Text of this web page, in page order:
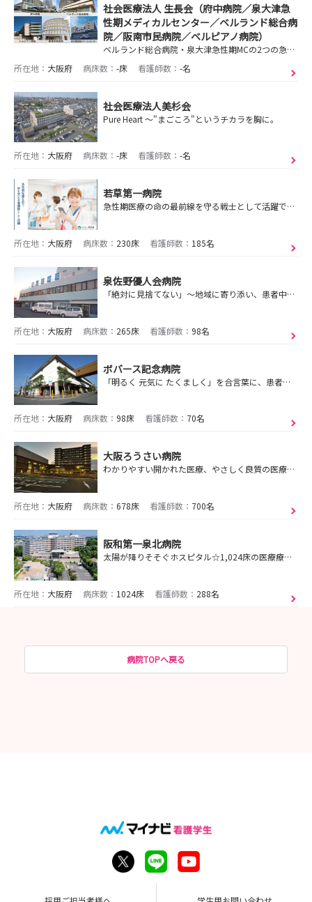
社会医療法人 生長会（府中病院／泉大津急
性期メディカルセンター／ベルランド総合病
院／阪南市民病院／ベルピアノ病院）
ベルランド総合病院・泉大津急性期MCの2つの急性期総合病院を中核として、保健・医療・福祉を統合したトータルヘルスケアサービスを展開し、地域に貢献しています！
所在地： 大阪府 病床数： -床 看護師数： -名
社会医療法人美杉会
Pure Heart ～"まごころ"というチカラを胸に。
所在地： 大阪府 病床数： -床 看護師数： -名
若草第一病院
急性期医療の命の最前線を守る戦士として活躍できる病院です
所在地： 大阪府 病床数： 230床 看護師数： 185名
泉佐野優人会病院
「絶対に見捨てない」～地域に寄り添い、患者中心の医療で安心を提供します～
所在地： 大阪府 病床数： 265床 看護師数： 98名
ボバース記念病院
「明るく 元気に たくましく」を合言葉に、患者さんの笑顔を支えるために頑張っています！
所在地： 大阪府 病床数： 98床 看護師数： 70名
大阪ろうさい病院
わかりやすい開かれた医療、やさしく良質の医療を実践
所在地： 大阪府 病床数： 678床 看護師数： 700名
阪和第一泉北病院
太陽が降りそそぐホスピタル☆1,024床の医療療養型病院
所在地： 大阪府 病床数： 1024床 看護師数： 288名
病院TOPへ戻る